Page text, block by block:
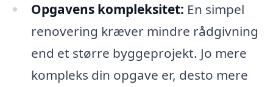
Opgavens kompleksitet: En simpel
renovering kræver mindre rådgivning
end et større byggeprojekt. Jo mere
kompleks din opgave er, desto mere